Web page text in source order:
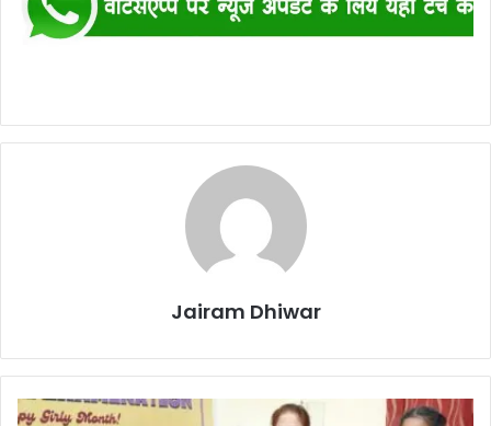
Jairam Dhiwar
एनटीपीसी